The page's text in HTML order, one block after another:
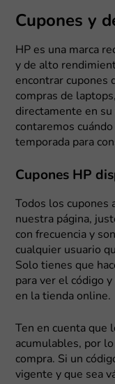
Cupones y
HP es una marca
y de alto
encontrar cupones
compras de
directamente en
contaremos
temporada para
Cupones HP
Todos los
nuestra página,
con frecuencia y
cualquier usuario
Solo tienes que
para ver el código
en la tienda online.
Ten en cuenta
acumulables, por
compra. Si un
vigente y que sea